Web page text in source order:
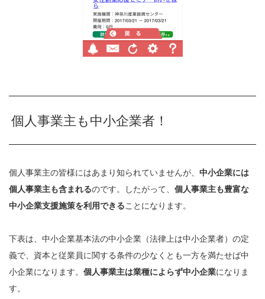
個人事業主も中小企業者！
個人事業主の皆様にはあまり知られていませんが、 中小企業には
個人事業主も含まれるのです。したがって、 個人事業主も豊富な
中小企業支援施策を利用できることになります。
下表は、中小企業基本法の中小企業（法律上は中小企業者）の定
義で、資本と従業員に関する条件の少なくとも一方を満たせば中
小企業になります。 個人事業主は業種によらず中小企業になりま
す。